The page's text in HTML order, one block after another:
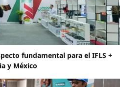
fundamental para el IFLS +
y México